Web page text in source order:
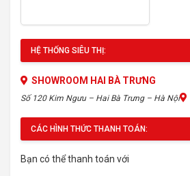
HỆ THỐNG SIÊU THỊ:
SHOWROOM HAI BÀ TRƯNG
Số 120 Kim Ngưu – Hai Bà Trưng – Hà Nội
CÁC HÌNH THỨC THANH TOÁN:
Bạn có thể thanh toán với